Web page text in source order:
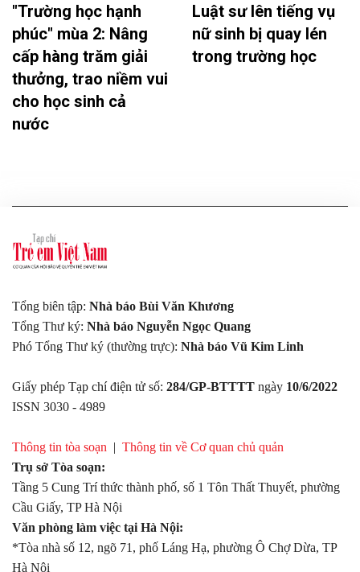
"Trường học hạnh
phúc" mùa 2: Nâng
cấp hàng trăm giải
thưởng, trao niềm vui
cho học sinh cả
nước
Luật sư lên tiếng vụ
nữ sinh bị quay lén
trong trường học
Tổng biên tập: Nhà báo Bùi Văn Khương
Tổng Thư ký: Nhà báo Nguyễn Ngọc Quang
Phó Tổng Thư ký (thường trực): Nhà báo Vũ Kim Linh
Giấy phép Tạp chí điện tử số: 284/GP-BTTTT ngày 10/6/2022
ISSN 3030 - 4989
Thông tin tòa soạn | Thông tin về Cơ quan chủ quản
Trụ sở Tòa soạn:
Tầng 5 Cung Trí thức thành phố, số 1 Tôn Thất Thuyết, phường
Cầu Giấy, TP Hà Nội
Văn phòng làm việc tại Hà Nội:
*Tòa nhà số 12, ngõ 71, phố Láng Hạ, phường Ô Chợ Dừa, TP
Hà Nội